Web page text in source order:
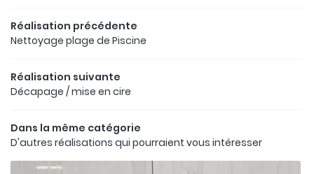
Réalisation précédente
Nettoyage plage de Piscine
Réalisation suivante
Décapage / mise en cire
Dans la même catégorie
D'autres réalisations qui pourraient vous intéresser